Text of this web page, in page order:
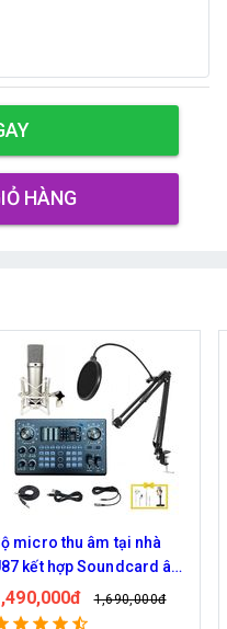
HÀNG
micro thu âm tại nhà
kết hợp Soundcard âm
C100
1,690,000đ